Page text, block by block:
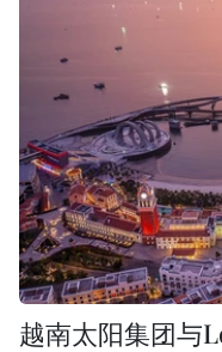
越南太阳集团与